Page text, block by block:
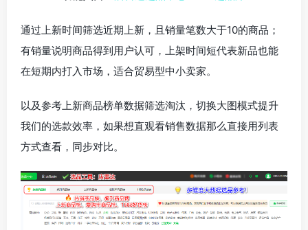
通过上新时间筛选近期上新，且销量笔数大于10的商品；
有销量说明商品得到用户认可，上架时间短代表新品也能
在短期内打入市场，适合贸易型中小卖家。
以及参考上新商品榜单数据筛选淘汰，切换大图模式提升
我们的选款效率，如果想直观看销售数据那么直接用列表
方式查看，同步对比。